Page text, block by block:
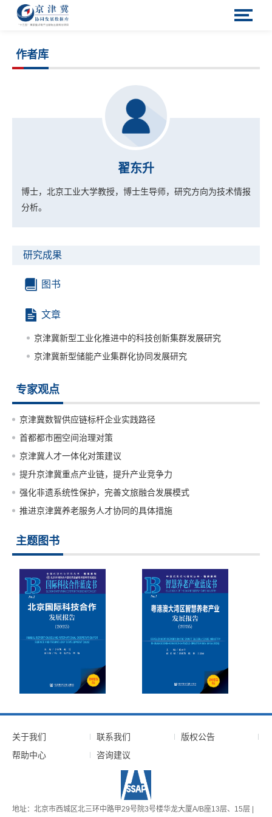
作者库
翟东升
博士，北京工业大学教授，博士生导师，研究方向为技术情报
分析。
研究成果
图书
文章
京津冀新型工业化推进中的科技创新集群发展研究
京津冀新型储能产业集群化协同发展研究
专家观点
京津冀数智供应链标杆企业实践路径
首都都市圈空间治理对策
京津冀人才一体化对策建议
提升京津冀重点产业链，提升产业竞争力
强化非遗系统性保护，完善文旅融合发展模式
推进京津冀养老服务人才协同的具体措施
主题图书
关于我们 联系我们
版权公告
帮助中心
咨询建议
地址：北京市西城区北三环中路甲29号院3号楼华龙大厦A/B座13层、15层 |